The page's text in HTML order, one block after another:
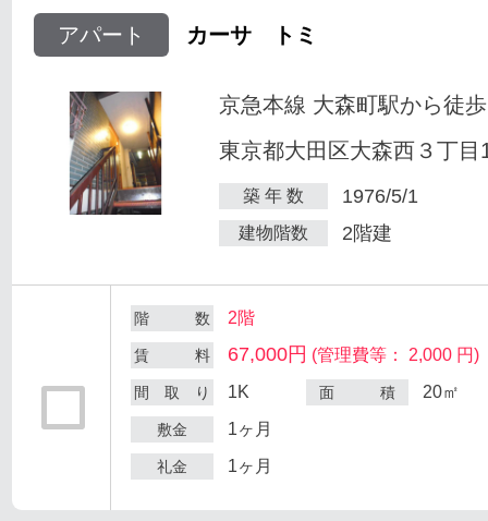
アパート カーサ トミ
京急本線 大森町駅から徒
東京都大田区大森西３丁目
築 年 数 1976/5/1
建物階数 2階建
階 数 2階
賃 料 67,000円 (管理費等： 2,000 円)
間 取 り 1K 面 積 20㎡
敷金 1ヶ月
礼金 1ヶ月